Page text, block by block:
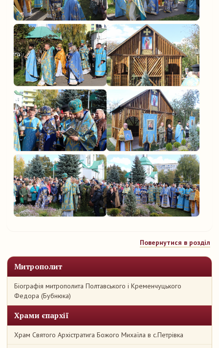
Митрополит
Біографія митрополита Полтавського і Кременчуцького
Федора (Бубнюка)
Храми єпархії
Храм Святого Архістратига Божого Михаїла в с.Петрівка
Повернутися в розділ